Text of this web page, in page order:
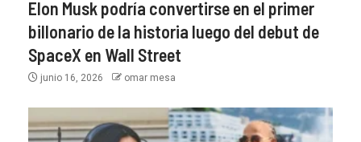
Elon Musk podría convertirse en el primer
billonario de la historia luego del debut de
SpaceX en Wall Street
junio 16, 2026 omar mesa